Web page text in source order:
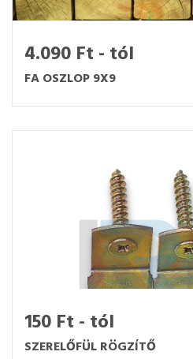
4.090 Ft - tól
FA OSZLOP 9X9
150 Ft - tól
SZERELŐFÜL RÖGZÍTŐ